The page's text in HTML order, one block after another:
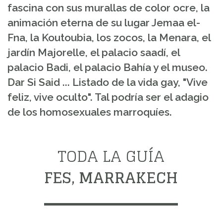
fascina con sus murallas de color ocre, la
animación eterna de su lugar Jemaa el-
Fna, la Koutoubia, los zocos, la Menara, el
jardín Majorelle, el palacio saadí, el
palacio Badi, el palacio Bahía y el museo.
Dar Si Said ... Listado de la vida gay, "Vive
feliz, vive oculto". Tal podría ser el adagio
de los homosexuales marroquíes.
TODA LA GUÍA
FES, MARRAKECH